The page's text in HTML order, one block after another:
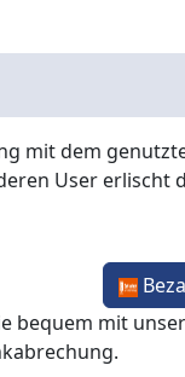
mit dem
User erlischt
bequem mit